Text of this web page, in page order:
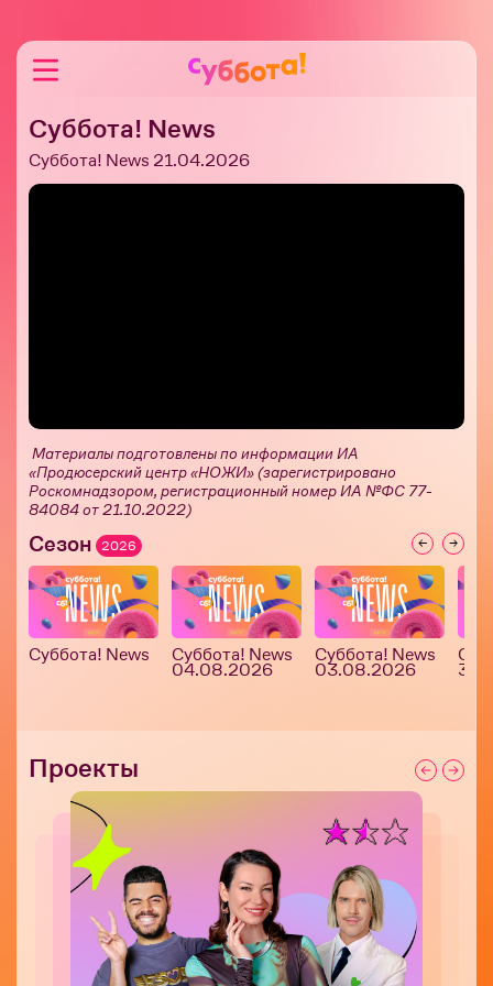
Суббота! News
Суббота! News 21.04.2026
Материалы подготовлены по информации ИА
«Продюсерский центр «НОЖИ» (зарегистрировано
Роскомнадзором, регистрационный номер ИА №ФС 77-
84084 от 21.10.2022)
Сезон 2026
Суббота! News Суббота! News
04.08.2026
Суббота! News
03.08.2026
Проекты